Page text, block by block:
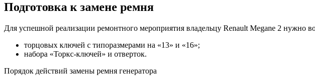
Подготовка к замене ремня
Для успешной реализации ремонтного мероприятия владельцу Renault Megane 2 нужно
торцовых ключей с типоразмерами на «13» и «16»;
набора «Торкс-ключей» и отверток.
Порядок действий замены ремня генератора